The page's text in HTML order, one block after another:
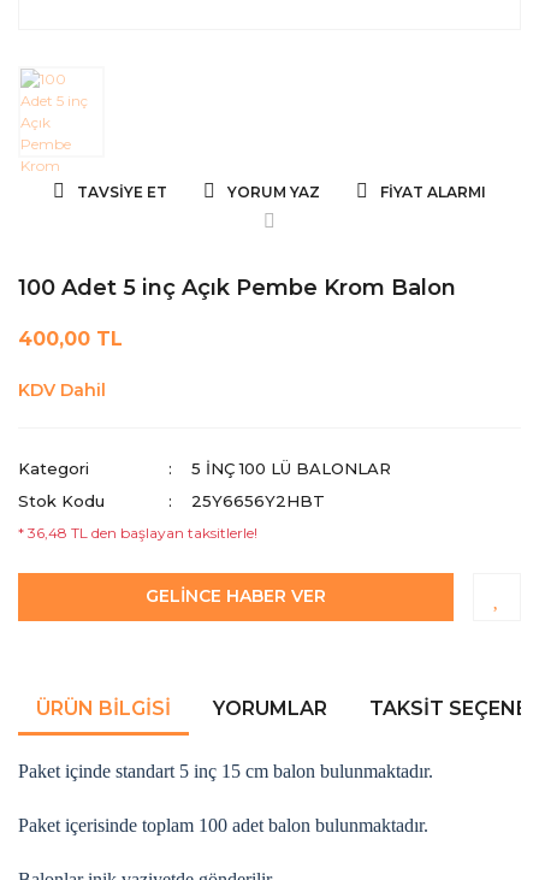
TAVSIYE ET YORUM YAZ FIYAT ALARMI
100 Adet 5 inç Açık Pembe Krom Balon
400,00 TL
KDV Dahil
Kategori
5 INÇ 100 LÜ BALONLAR
Stok Kodu
25Y6656Y2HBT
* 36,48 TL den başlayan taksitlerle!
GELİNCE HABER VER
ÜRÜN BILGISI YORUMLAR TAKSIT
Paket içinde standart 5 inç 15 cm balon bulunmaktadır.
Paket içerisinde toplam 100 adet balon bulunmaktadır.